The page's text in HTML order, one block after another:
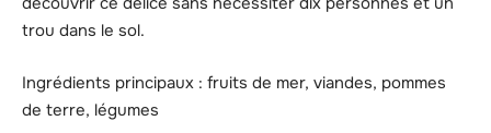
trou dans le sol.
Ingrédients principaux : fruits de mer, viandes, pommes
de terre, légumes